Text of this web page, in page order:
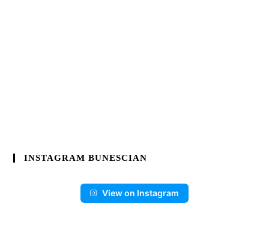
INSTAGRAM BUNESCIAN
View on Instagram